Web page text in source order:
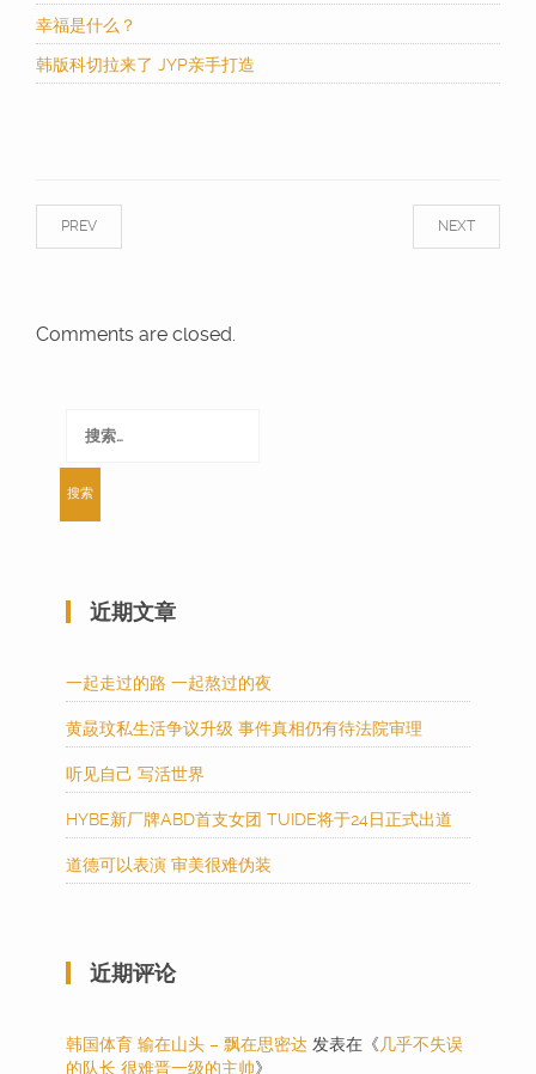
幸福是什么？
韩版科切拉来了 JYP亲手打造
NEXT
PREV
Comments are closed.
索：
近期文章
一起走过的路 一起熬过的夜
黄晸玟私生活争议升级 事件真相仍有待法院审理
听见自己 写活世界
HYBE新厂牌ABD首支女团 TUIDE将于24日正式出道
道德可以表演 审美很难伪装
近期评论
韩国体育 输在山头 – 飘在思密达 发表在《 几乎不失误
的队长 很难晋一级的主帅》